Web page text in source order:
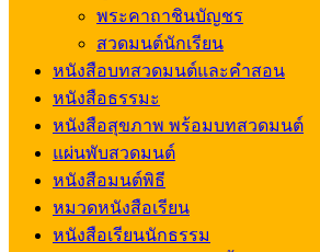
พระคาถาชินบัญชร
สวดมนต์นักเรียน
หนังสือบทสวดมนต์และคำสอน
หนังสือธรรมะ
หนังสือสุขภาพ พร้อมบทสวดมนต์
แผ่นพับสวดมนต์
หนังสือมนต์พิธี
หมวดหนังสือเรียน
หนังสือเรียนนักธรรม